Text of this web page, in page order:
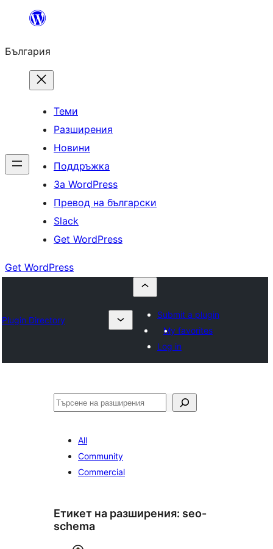
България
Теми
Разширения
Новини
Поддръжка
За WordPress
Превод на български
Slack
Get WordPress
Get WordPress
Plugin Directory
Submit a plugin
My favorites
Log in
Търсене
All
Community
Commercial
Етикет на разширения: seo-
schema